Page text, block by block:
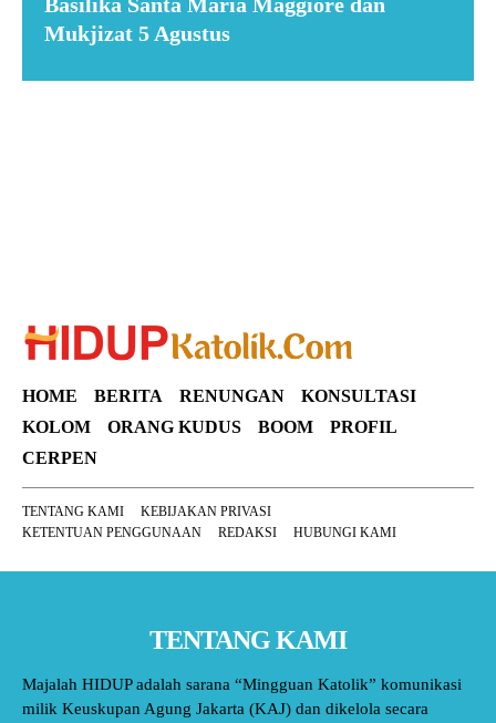
Mukjizat 5 Agustus
HOME BERITA RENUNGAN
KONSULTASI
KOLOM
ORANG KUDUS BOOM
PROFIL
CERPEN
TENTANG KAMI
KEBIJAKAN PRIVASI
KETENTUAN PENGGUNAAN
REDAKSI HUBUNGI KAMI
TENTANG KAMI
Majalah HIDUP adalah sarana “Mingguan Katolik” komunikasi
milik Keuskupan Agung Jakarta (KAJ) dan dikelola secara